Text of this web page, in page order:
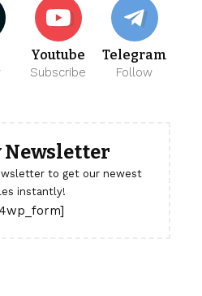
Youtube
Subscribe
Telegram
Follow
Newsletter
to get our newest
instantly!